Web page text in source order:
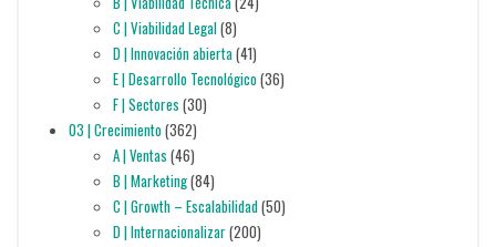
C | Viabilidad Legal(8)
D | Innovación abierta(41)
E | Desarrollo Tecnológico(36)
F | Sectores (30)
03 | Crecimiento(362)
A | Ventas (46)
B | Marketing(84)
C | Growth – Escalabilidad(50)
D | Internacionalizar(200)